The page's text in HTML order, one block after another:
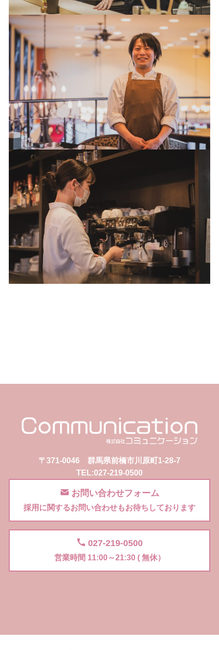
〒371-0046 群馬県前橋市川原町1-28-7
TEL:027-219-0500
お問い合わせフォーム
採用に関するお問い合わせもお待ちしております
027-219-0500
営業時間 11:00～21:30 ( 無休）